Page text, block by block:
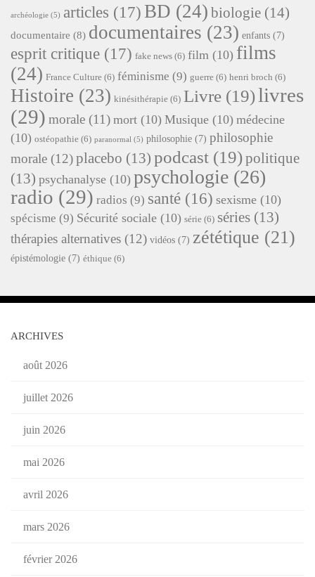
archéologie (5) articles (17) BD (24) biologie (14)
documentaire (8) documentaires (23) enfants (7)
esprit critique (17) fake news (6) film (10) films
(24) France Culture (6) féminisme (9) guerre (6) henri broch (6)
Histoire (23) kinésithérapie (6) Livre (19)livres
(29) morale (11) mort (10) Musique (10) médecine
(10) ostéopathie (6) paranormal (5) philosophie (7) philosophie
morale (12)placebo (13) podcast (19)politique
(13) psychanalyse (10) psychologie (26)
radio (29) radios (9) santé (16) sexisme (10)
spécisme (9) Sécurité sociale (10) série (6) séries (13)
thérapies alternatives (12) vidéos (7) zététique (21)
épistémologie (7) éthique (6)
ARCHIVES
août 2026
juillet 2026
juin 2026
mai 2026
avril 2026
mars 2026
février 2026